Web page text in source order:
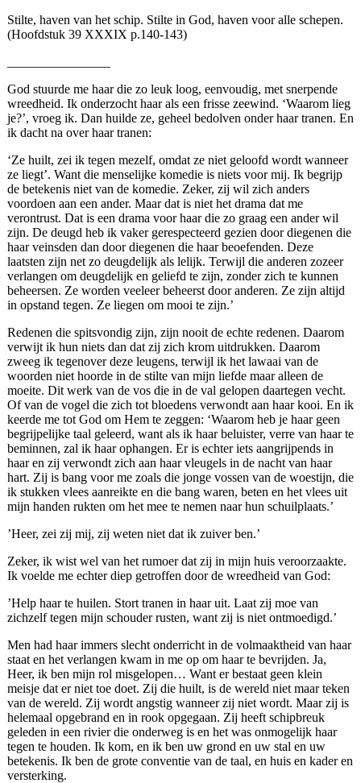
Stilte, haven van het schip. Stilte in God, haven voor alle schepen.
(Hoofdstuk 39 XXXIX p.140-143)
God stuurde me haar die zo leuk loog, eenvoudig, met snerpende
wreedheid. Ik onderzocht haar als een frisse zeewind. ‘Waarom lieg
je?’, vroeg ik. Dan huilde ze, geheel bedolven onder haar tranen. En
ik dacht na over haar tranen:
‘Ze huilt, zei ik tegen mezelf, omdat ze niet geloofd wordt wanneer
ze liegt’. Want die menselijke komedie is niets voor mij. Ik begrijp
de betekenis niet van de komedie. Zeker, zij wil zich anders
voordoen aan een ander. Maar dat is niet het drama dat me
verontrust. Dat is een drama voor haar die zo graag een ander wil
zijn. De deugd heb ik vaker gerespecteerd gezien door diegenen die
haar veinsden dan door diegenen die haar beoefenden. Deze
laatsten zijn net zo deugdelijk als lelijk. Terwijl die anderen zozeer
verlangen om deugdelijk en geliefd te zijn, zonder zich te kunnen
beheersen. Ze worden veeleer beheerst door anderen. Ze zijn altijd
in opstand tegen. Ze liegen om mooi te zijn.’
Redenen die spitsvondig zijn, zijn nooit de echte redenen. Daarom
verwijt ik hun niets dan dat zij zich krom uitdrukken. Daarom
zweeg ik tegenover deze leugens, terwijl ik het lawaai van de
woorden niet hoorde in de stilte van mijn liefde maar alleen de
moeite. Dit werk van de vos die in de val gelopen daartegen vecht.
Of van de vogel die zich tot bloedens verwondt aan haar kooi. En ik
keerde me tot God om Hem te zeggen: ‘Waarom heb je haar geen
begrijpelijke taal geleerd, want als ik haar beluister, verre van haar te
beminnen, zal ik haar ophangen. Er is echter iets aangrijpends in
haar en zij verwondt zich aan haar vleugels in de nacht van haar
hart. Zij is bang voor me zoals die jonge vossen van de woestijn, die
ik stukken vlees aanreikte en die bang waren, beten en het vlees uit
mijn handen rukten om het mee te nemen naar hun schuilplaats.’
’Heer, zei zij mij, zij weten niet dat ik zuiver ben.’
Zeker, ik wist wel van het rumoer dat zij in mijn huis veroorzaakte.
Ik voelde me echter diep getroffen door de wreedheid van God:
’Help haar te huilen. Stort tranen in haar uit. Laat zij moe van
zichzelf tegen mijn schouder rusten, want zij is niet ontmoedigd.’
Men had haar immers slecht onderricht in de volmaaktheid van haar
staat en het verlangen kwam in me op om haar te bevrijden. Ja,
Heer, ik ben mijn rol misgelopen… Want er bestaat geen klein
meisje dat er niet toe doet. Zij die huilt, is de wereld niet maar teken
van de wereld. Zij wordt angstig wanneer zij niet wordt. Maar zij is
helemaal opgebrand en in rook opgegaan. Zij heeft schipbreuk
geleden in een rivier die onderweg is en het was onmogelijk haar
tegen te houden. Ik kom, en ik ben uw grond en uw stal en uw
betekenis. Ik ben de grote conventie van de taal, en huis en kader en
versterking.